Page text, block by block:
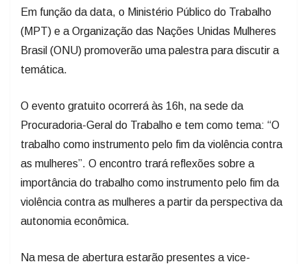
Em função da data, o Ministério Público do Trabalho
(MPT) e a Organização das Nações Unidas Mulheres
Brasil (ONU) promoverão uma palestra para discutir a
temática.
O evento gratuito ocorrerá às 16h, na sede da
Procuradoria-Geral do Trabalho e tem como tema: “O
trabalho como instrumento pelo fim da violência contra
as mulheres”. O encontro trará reflexões sobre a
importância do trabalho como instrumento pelo fim da
violência contra as mulheres a partir da perspectiva da
autonomia econômica.
Na mesa de abertura estarão presentes a vice-